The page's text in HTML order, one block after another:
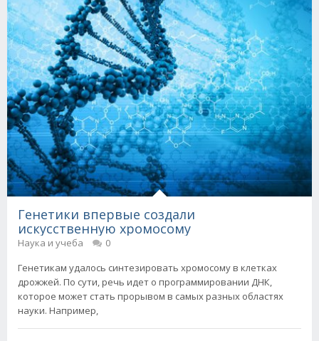
Генетики впервые создали
искусственную хромосому
Наука и учеба
0
Генетикам удалось синтезировать хромосому в клетках
дрожжей. По сути, речь идет о программировании ДНК,
которое может стать прорывом в самых разных областях
науки. Например,